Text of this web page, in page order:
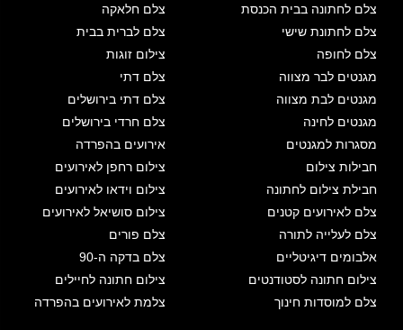
צלם לחתונה בבית הכנסת
צלם לחתונת שישי
צלם לחופה
מגנטים לבר מצווה
מגנטים לבת מצווה
מגנטים לחינה
מסגרות למגנטים
חבילות צילום
חבילת צילום לחתונה
צלם לאירועים קטנים
צלם לעלייה לתורה
אלבומים דיגיטליים
צילום חתונה לסטודנטים
צלם למוסדות חינוך
צלם חלאקה
צלם לברית בבית
צילום זוגות
צלם דתי
צלם דתי בירושלים
צלם חרדי בירושלים
אירועים בהפרדה
צילום רחפן לאירועים
צילום וידאו לאירועים
צילום סושיאל לאירועים
צלם פורים
צלם בדקה ה-90
צילום חתונה לחיילים
צלמת לאירועים בהפרדה